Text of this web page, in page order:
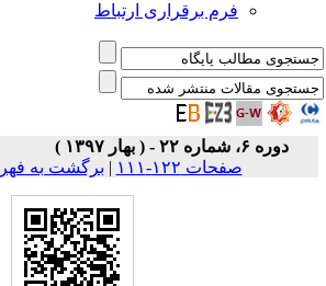
فرم برقراری ارتباط
دوره ۶، شماره ۲۲ - ( بهار ۱۳۹۷ )
صفحات ۱۲۲-۱۱۱
| برگشت به